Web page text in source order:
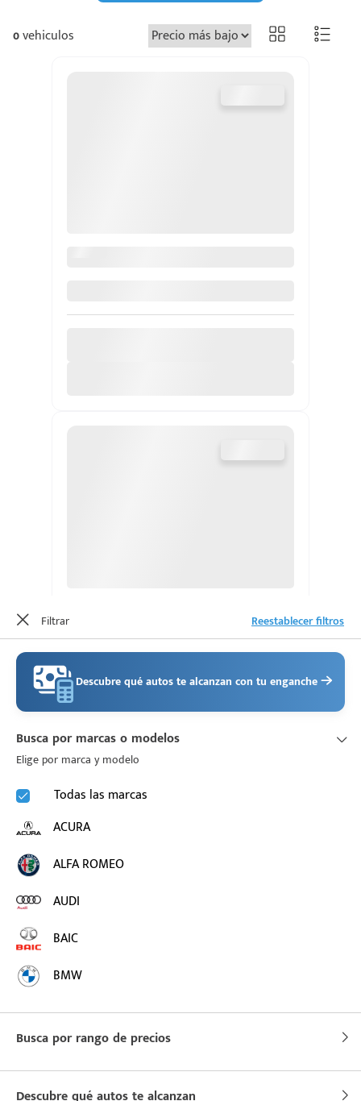
Filtrar Reestablecer filtros
Descubre qué autos te alcanzan con tu enganche
Busca por marcas o modelos
Elige por marca y modelo
Todas las marcas
ACURA
ALFA ROMEO
AUDI
BAIC
BMW
BUICK
BYD
CADILLAC
Busca por rango de precios
Descubre qué autos te alcanzan
0vehiculos